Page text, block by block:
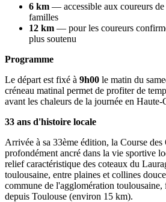
6 km — accessible aux coureurs
familles
12 km — pour les coureurs
plus soutenu
Programme
Le départ est fixé à 9h00 le matin du
créneau matinal permet de profiter de
avant les chaleurs de la journée en Haute-
33 ans d'histoire locale
Arrivée à sa 33ème édition, la Course des
profondément ancré dans la vie sportive
relief caractéristique des coteaux du
toulousaine, entre plaines et collines
commune de l'agglomération toulousaine,
depuis Toulouse (environ 15 km).